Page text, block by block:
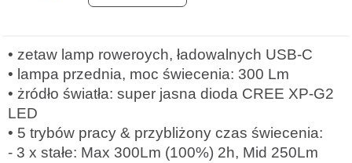
• zetaw lamp roweroych, ładowalnych USB-C
• lampa przednia, moc świecenia: 300 Lm
• żródło światła: super jasna dioda CREE XP-G2
LED
• 5 trybów pracy & przybliżony czas świecenia:
- 3 x stałe: Max 300Lm (100%) 2h, Mid 250Lm